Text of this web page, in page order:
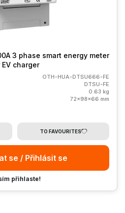
3 phase smart energy meter
charger
OTH-HUA-DTSU666-FE
DTSU-FE
0.63 kg
72x98x66 mm
TO FAVOURITES
se / Přihlásit se
přihlaste!